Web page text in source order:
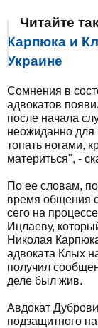
Читайте
Карпюка и
Украине
Сомнения в
адвокатов
после начала
неожиданно для
топать ногами,
материться", -
По ее словам,
время общения
сего на
Ицлаеву,
Николая
адвоката Клых
получил
деле был жив.
Авдокат
подзащитного